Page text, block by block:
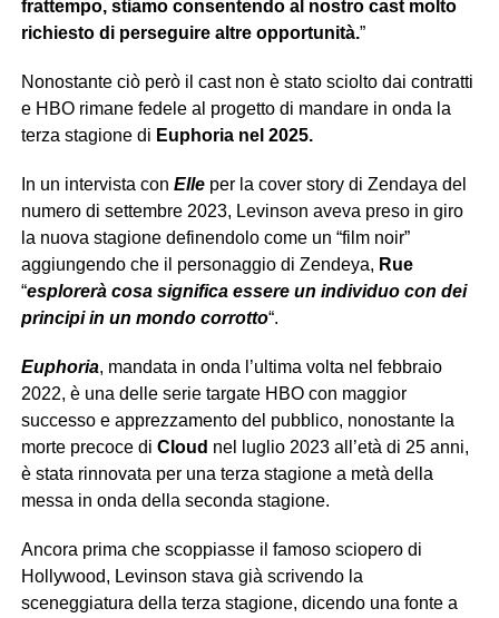
frattempo, stiamo consentendo al nostro cast molto
richiesto di perseguire altre opportunità.”
Nonostante ciò però il cast non è stato sciolto dai contratti
e HBO rimane fedele al progetto di mandare in onda la
terza stagione di Euphoria nel 2025.
In un intervista con Elle per la cover story di Zendaya del
numero di settembre 2023, Levinson aveva preso in giro
la nuova stagione definendolo come un “film noir”
aggiungendo che il personaggio di Zendeya, Rue
“esplorerà cosa significa essere un individuo con dei
principi in un mondo corrotto“.
Euphoria, mandata in onda l’ultima volta nel febbraio
2022, è una delle serie targate HBO con maggior
successo e apprezzamento del pubblico, nonostante la
morte precoce di Cloud nel luglio 2023 all’età di 25 anni,
è stata rinnovata per una terza stagione a metà della
messa in onda della seconda stagione.
Ancora prima che scoppiasse il famoso sciopero di
Hollywood, Levinson stava già scrivendo la
sceneggiatura della terza stagione, dicendo una fonte a